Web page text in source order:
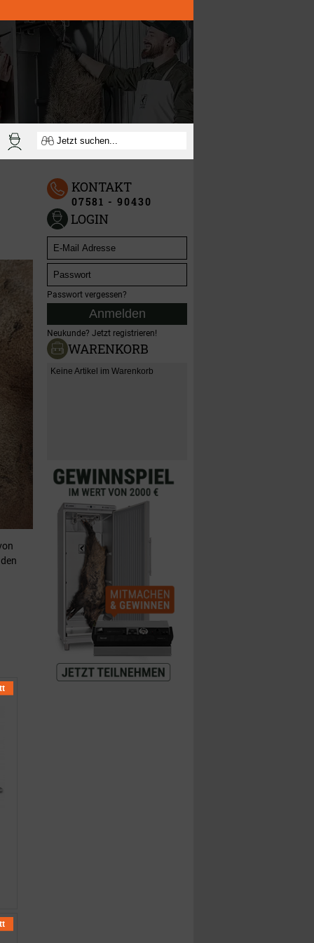
KONTAKT
07581 - 90430
LOGIN
Passwort vergessen?
Anmelden
Neukunde? Jetzt registrieren!
WARENKORB
Keine Artikel im Warenkorb